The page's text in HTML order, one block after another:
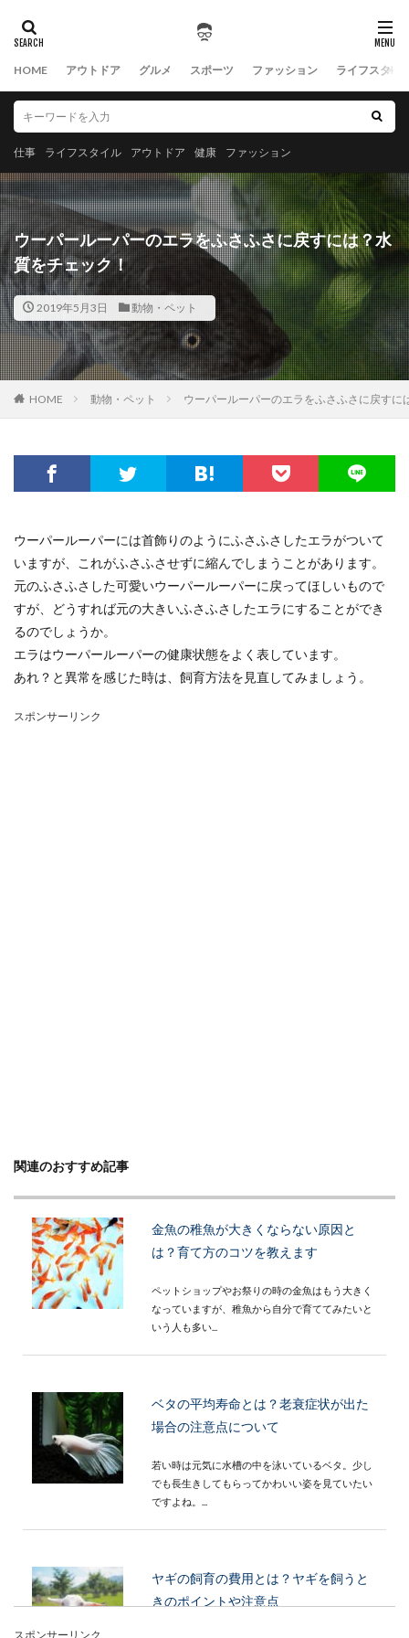
HOME アウトドア グルメ スポーツ ファッション ライフスタイ
仕事 ライフスタイル アウトドア 健康 ファッション
ウーパールーパーのエラをふさふさに戻すには？水
質をチェック！
2019年5月3日 動物・ペット
HOME 動物・ペット ウーパールーパーのエラをふさふさに戻すに
ウーパールーパーには首飾りのようにふさふさしたエラがついて
いますが、これがふさふさせずに縮んでしまうことがあります。
元のふさふさした可愛いウーパールーパーに戻ってほしいもので
すが、どうすれば元の大きいふさふさしたエラにすることができ
るのでしょうか。
エラはウーパールーパーの健康状態をよく表しています。
あれ？と異常を感じた時は、飼育方法を見直してみましょう。
スポンサーリンク
関連のおすすめ記事
金魚の稚魚が大きくならない原因と
は？育て方のコツを教えます
ペットショップやお祭りの時の金魚はもう大きく
なっていますが、稚魚から自分で育ててみたいと
いう人も多い...
ベタの平均寿命とは？老衰症状が出た
場合の注意点について
若い時は元気に水槽の中を泳いているベタ。少し
でも長生きしてもらってかわいい姿を見ていたい
ですよね。...
ヤギの飼育の費用とは？ヤギを飼うと
きのポイントや注意点
スポンサーリンク